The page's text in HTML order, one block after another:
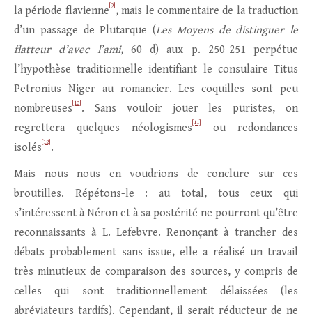
la période flavienne[9], mais le commentaire de la traduction
d’un passage de Plutarque (Les Moyens de distinguer le
flatteur d’avec l’ami, 60 d) aux p. 250-251 perpétue
l’hypothèse traditionnelle identifiant le consulaire Titus
Petronius Niger au romancier. Les coquilles sont peu
nombreuses[10]. Sans vouloir jouer les puristes, on
regrettera quelques néologismes[11]
ou redondances
isolés[12].
Mais nous nous en voudrions de conclure sur ces
broutilles. Répétons-le : au total, tous ceux qui
s’intéressent à Néron et à sa postérité ne pourront qu’être
reconnaissants à L. Lefebvre. Renonçant à trancher des
débats probablement sans issue, elle a réalisé un travail
très minutieux de comparaison des sources, y compris de
celles qui sont traditionnellement délaissées (les
abréviateurs tardifs). Cependant, il serait réducteur de ne